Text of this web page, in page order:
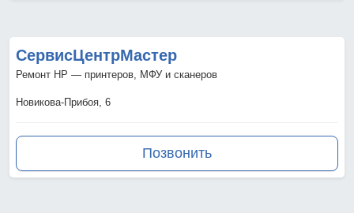
СервисЦентрМастер
Ремонт HP — принтеров, МФУ и сканеров
Новикова-Прибоя, 6
Позвонить